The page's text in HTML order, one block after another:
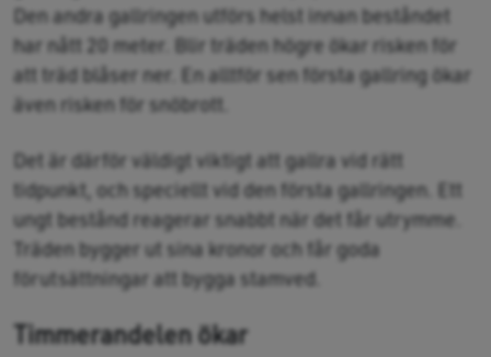
Den andra gallringen utförs helst innan beståndet
har nått 20 meter. Blir träden högre ökar risken för
att träd blåser ner. En alltför sen första gallring ökar
även risken för snöbrott.
Det är därför väldigt viktigt att gallra vid rätt
tidpunkt, och speciellt vid den första gallringen. Ett
ungt bestånd reagerar snabbt när det får utrymme.
Träden bygger ut sina kronor och får goda
förutsättningar att bygga stamved.
Timmerandelen ökar